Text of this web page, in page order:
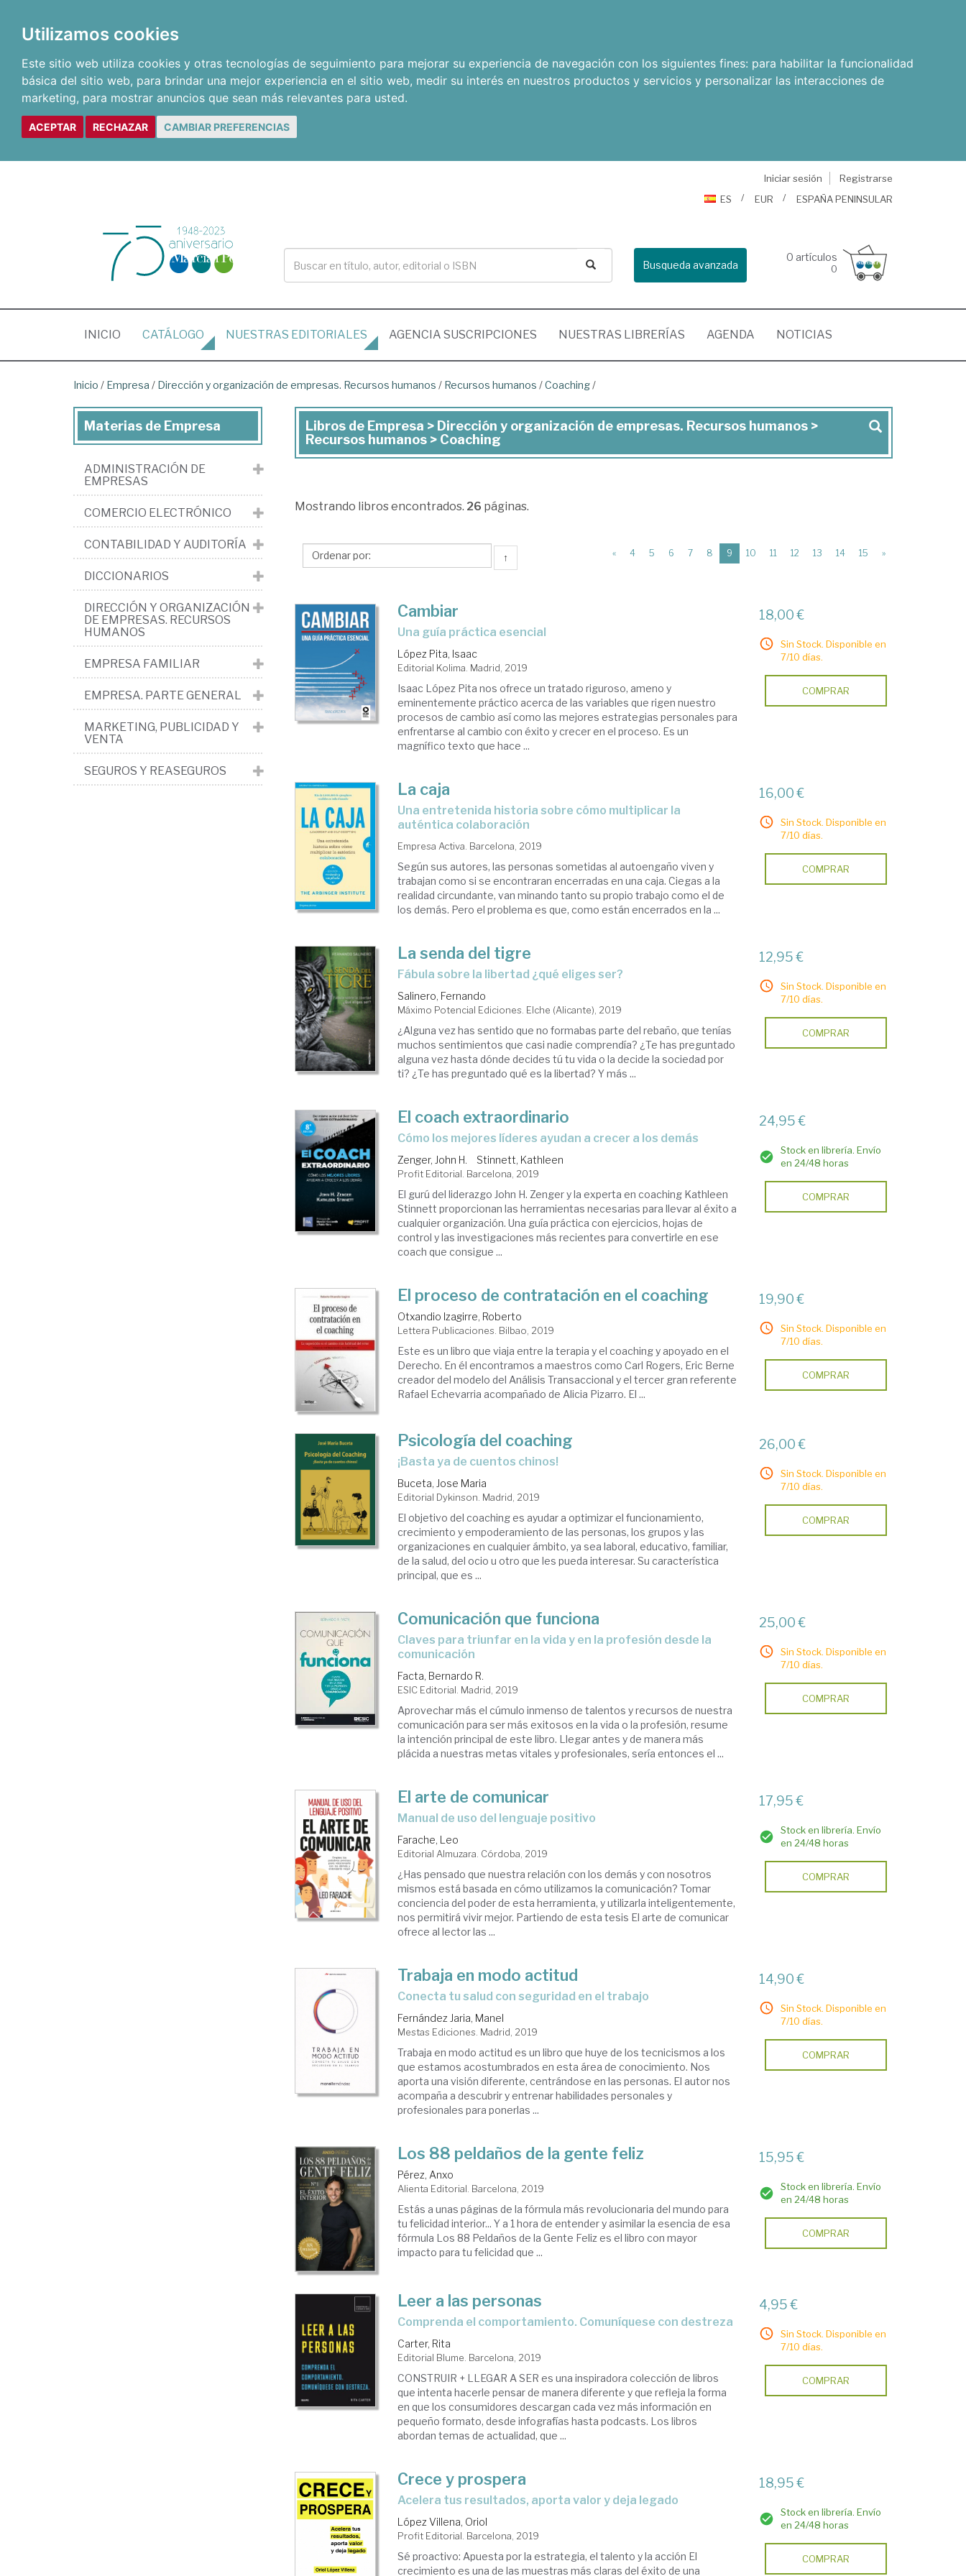
Utilizamos cookies
Este sitio web utiliza cookies y otras tecnologías de seguimiento para mejorar su experiencia de navegación con los siguientes fines: para habilitar la funcionalidad
básica del sitio web, para brindar una mejor experiencia en el sitio web, medir su interés en nuestros productos y servicios y personalizar las interacciones de
marketing, para mostrar anuncios que sean más relevantes para usted.
ACEPTAR RECHAZAR CAMBIAR PREFERENCIAS
Iniciar sesión
Registrarse
ES
EUR ESPAÑA PENINSULAR
Busqueda avanzada
0 artículos
0
INICIO (CURRENT)
CATÁLOGO NUESTRAS EDITORIALES AGENCIA SUSCRIPCIONES NUESTRAS LIBRERÍAS AGENDA NOTICIAS
Inicio / Empresa / Dirección y organización de empresas. Recursos humanos / Recursos humanos /Coaching/
Libros
de
>
y
organización
empresas.
Recursos
humanos
>
Recursos
humanos
Libros de Empresa > Dirección y organización de empresas. Recursos humanos >
Recursos humanos > Coaching
Mostrando libros encontrados. 26 páginas.
↑ « 4 5 6 7 8 9 (current)
10 11 12 13 14 15 »
Cambiar
una guía práctica esencial
López Pita, Isaac
Editorial Kolima. Madrid, 2019
Isaac López Pita nos ofrece un tratado riguroso, ameno y
eminentemente práctico acerca de las variables que rigen nuestro
procesos de cambio así como las mejores estrategias personales para
enfrentarse al cambio con éxito y crecer en el proceso. Es un
magnífico texto que hace ...
18,00 €
Sin Stock. Disponible en
7/10 días.
COMPRAR
La caja
una entretenida historia sobre cómo multiplicar la
auténtica colaboración
Empresa Activa. Barcelona, 2019
Según sus autores, las personas sometidas al autoengaño viven y
trabajan como si se encontraran encerradas en una caja. Ciegas a la
realidad circundante, van minando tanto su propio trabajo como el de
los demás. Pero el problema es que, como están encerrados en la ...
16,00 €
Sin Stock. Disponible en
7/10 días.
COMPRAR
La senda del tigre
fábula sobre la libertad ¿qué eliges ser?
Salinero, Fernando
Máximo Potencial Ediciones. Elche (Alicante), 2019
¿Alguna vez has sentido que no formabas parte del rebaño, que tenías
muchos sentimientos que casi nadie comprendía? ¿Te has preguntado
alguna vez hasta dónde decides tú tu vida o la decide la sociedad por
ti? ¿Te has preguntado qué es la libertad? Y más ...
12,95 €
Sin Stock. Disponible en
7/10 días.
COMPRAR
El coach extraordinario
cómo los mejores líderes ayudan a crecer a los demás
Zenger, John H. Stinnett, Kathleen
Profit Editorial. Barcelona, 2019
El gurú del liderazgo John H. Zenger y la experta en coaching Kathleen
Stinnett proporcionan las herramientas necesarias para llevar al éxito a
cualquier organización. Una guía práctica con ejercicios, hojas de
control y las investigaciones más recientes para convertirle en ese
coach que consigue ...
24,95 €
Stock en librería. Envío
en 24/48 horas
COMPRAR
El proceso de contratación en el coaching
Otxandio Izagirre, Roberto
Lettera Publicaciones. Bilbao, 2019
Este es un libro que viaja entre la terapia y el coaching y apoyado en el
Derecho. En él encontramos a maestros como Carl Rogers, Eric Berne
creador del modelo del Análisis Transaccional y el tercer gran referente
Rafael Echevarria acompañado de Alicia Pizarro. El ...
19,90 €
Sin Stock. Disponible en
7/10 días.
COMPRAR
Psicología del coaching
¡basta ya de cuentos chinos!
Buceta, Jose Maria
Editorial Dykinson. Madrid, 2019
El objetivo del coaching es ayudar a optimizar el funcionamiento,
crecimiento y empoderamiento de las personas, los grupos y las
organizaciones en cualquier ámbito, ya sea laboral, educativo, familiar,
de la salud, del ocio u otro que les pueda interesar. Su característica
principal, que es ...
26,00 €
Sin Stock. Disponible en
7/10 días.
COMPRAR
Comunicación que funciona
claves para triunfar en la vida y en la profesión desde la
comunicación
Facta, Bernardo R.
ESIC Editorial. Madrid, 2019
Aprovechar más el cúmulo inmenso de talentos y recursos de nuestra
comunicación para ser más exitosos en la vida o la profesión, resume
la intención principal de este libro. Llegar antes y de manera más
plácida a nuestras metas vitales y profesionales, sería entonces el ...
25,00 €
Sin Stock. Disponible en
7/10 días.
COMPRAR
El arte de comunicar
manual de uso del lenguaje positivo
Farache, Leo
Editorial Almuzara. Córdoba, 2019
¿Has pensado que nuestra relación con los demás y con nosotros
mismos está basada en cómo utilizamos la comunicación? Tomar
conciencia del poder de esta herramienta, y utilizarla inteligentemente,
nos permitirá vivir mejor. Partiendo de esta tesis El arte de comunicar
ofrece al lector las ...
17,95 €
Stock en librería. Envío
en 24/48 horas
COMPRAR
Trabaja en modo actitud
conecta tu salud con seguridad en el trabajo
Fernández Jaria, Manel
Mestas Ediciones. Madrid, 2019
Trabaja en modo actitud es un libro que huye de los tecnicismos a los
que estamos acostumbrados en esta área de conocimiento. Nos
aporta una visión diferente, centrándose en las personas. El autor nos
acompaña a descubrir y entrenar habilidades personales y
profesionales para ponerlas ...
14,90 €
Sin Stock. Disponible en
7/10 días.
COMPRAR
Los 88 peldaños de la gente feliz
Pérez, Anxo
Alienta Editorial. Barcelona, 2019
Estás a unas páginas de la fórmula más revolucionaria del mundo para
tu felicidad interior... Y a 1 hora de entender y asimilar la esencia de esa
fórmula Los 88 Peldaños de la Gente Feliz es el libro con mayor
impacto para tu felicidad que ...
15,95 €
Stock en librería. Envío
en 24/48 horas
COMPRAR
Leer a las personas
comprenda el comportamiento. Comuníquese con destreza
Carter, Rita
Editorial Blume. Barcelona, 2019
CONSTRUIR + LLEGAR A SER es una inspiradora colección de libros
que intenta hacerle pensar de manera diferente y que refleja la forma
en que los consumidores descargan cada vez más información en
pequeño formato, desde infografías hasta podcasts. Los libros
abordan temas de actualidad, que ...
4,95 €
Sin Stock. Disponible en
7/10 días.
COMPRAR
Crece y prospera
acelera tus resultados, aporta valor y deja legado
López Villena, Oriol
Profit Editorial. Barcelona, 2019
Sé proactivo: Apuesta por la estrategia, el talento y la acción El
crecimiento es una de las muestras más claras del éxito de una
18,95 €
Stock en librería. Envío
en 24/48 horas
COMPRAR
Materias de Empresa
ADMINISTRACIÓN DE
EMPRESAS
COMERCIO ELECTRÓNICO
CONTABILIDAD Y AUDITORÍA
DICCIONARIOS
DIRECCIÓN Y ORGANIZACIÓN
DE EMPRESAS. RECURSOS
HUMANOS
EMPRESA FAMILIAR
EMPRESA. PARTE GENERAL
MARKETING, PUBLICIDAD Y
VENTA
SEGUROS Y REASEGUROS